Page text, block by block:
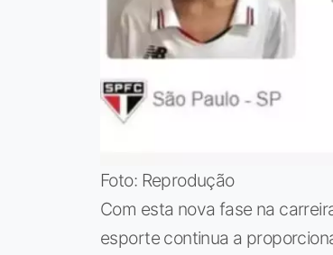
Foto: Reprodução
Com esta nova fase na
esporte continua a